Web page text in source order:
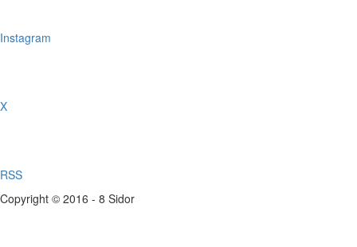
Instagram
X
RSS
Copyright © 2016 - 8 Sidor